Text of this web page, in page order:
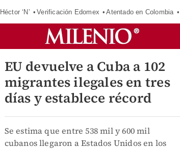
Héctor ‘N’ Verificación Edomex Atentado en Colombia
EU devuelve a Cuba a 102
migrantes ilegales en tres
días y establece récord
Se estima que entre 538 mil y 600 mil
cubanos llegaron a Estados Unidos en los